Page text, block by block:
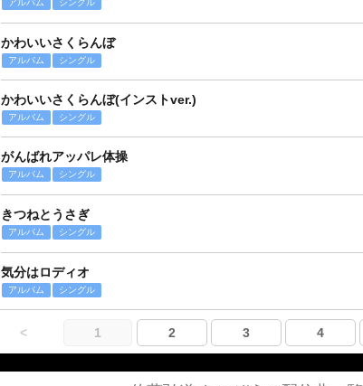
アルバム シングル
かわいいさくらんぼ
アルバム シングル
かわいいさくらんぼ(インストver.)
アルバム シングル
がんばれアッパレ体操
アルバム シングル
きつねとうさぎ
アルバム シングル
気分はロディオ
アルバム シングル
< 1 2 3 4